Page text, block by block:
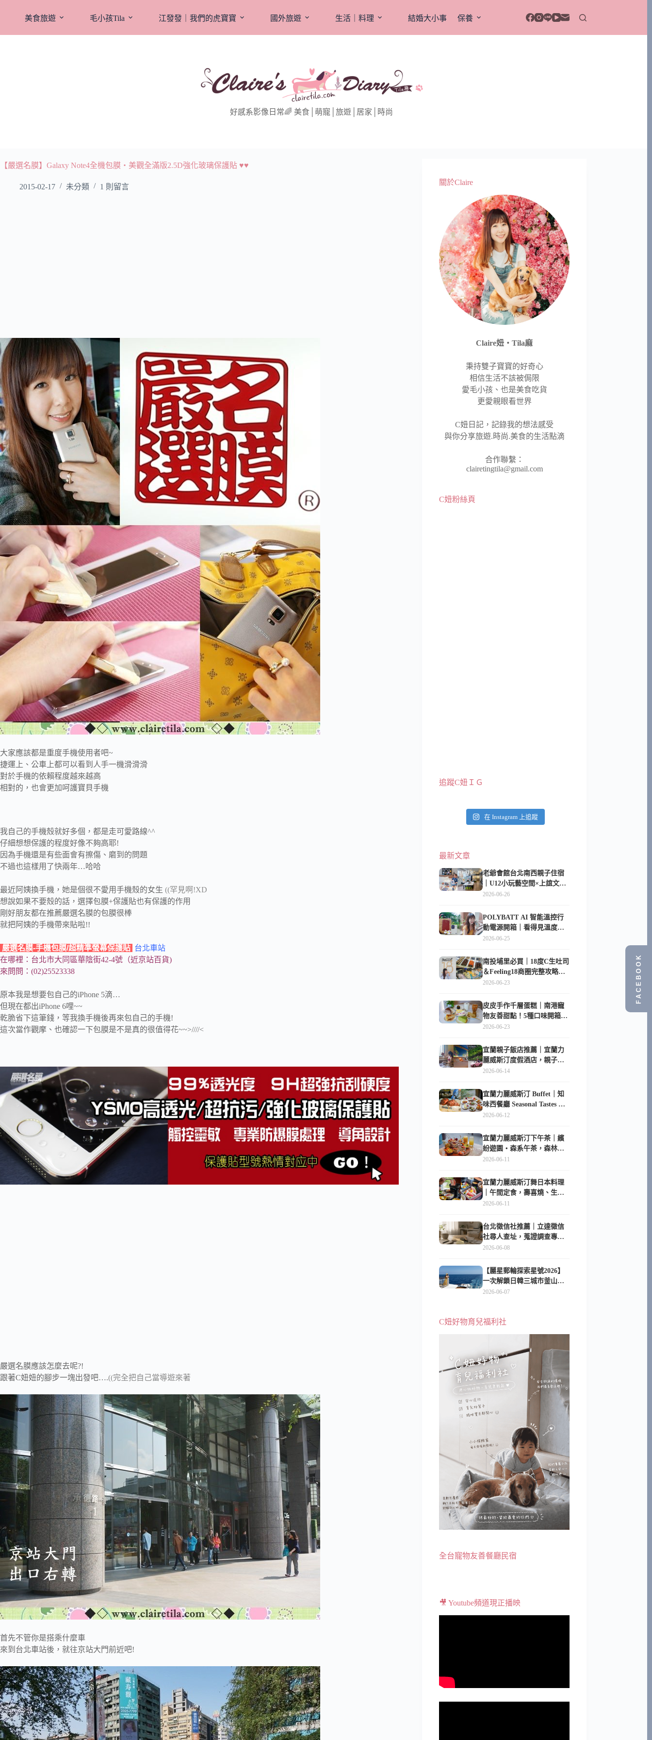
美食旅遊 毛小孩Tila 江發發｜我們的虎寶寶 國外旅遊 生活｜料理 結婚大小事 保養
好感系影像日常🌈 美食│萌寵│旅遊│居家│時尚
【嚴選名膜】Galaxy Note4全機包膜‧美觀全滿版2.5D強化玻璃保護貼 ♥♥
2015-02-17 未分類 1 則留言
大家應該都是重度手機使用者吧~
捷運上、公車上都可以看到人手一機滑滑滑
對於手機的依賴程度越來越高
相對的，也會更加呵護寶貝手機
我自己的手機殼就好多個，都是走可愛路線^^
仔細想想保護的程度好像不夠高耶!
因為手機還是有些面會有擦傷、磨到的問題
不過也這樣用了快兩年…哈哈
最近阿姨換手機，她是個很不愛用手機殼的女生 ((罕見啊!XD
想說如果不要殼的話，選擇包膜+保護貼也有保護的作用
剛好朋友都在推薦嚴選名膜的包膜很棒
就把阿姨的手機帶來貼啦!!
嚴選名膜-手機包膜/超精準螢幕保護貼 台北車站
在哪裡：台北市大同區華陰街42-4號（近京站百貨)
來問問：(02)25523338
原本我是想要包自己的iPhone 5滴…
但現在都出iPhone 6哩~~
乾脆省下這筆錢，等我換手機後再來包自己的手機!
這次當作觀摩、也確認一下包膜是不是真的很值得花~~>////<
嚴選名膜應該怎麼去呢?!
跟著C妞妞的腳步一塊出發吧….((完全把自己當導遊來著
首先不管你是搭乘什麼車
來到台北車站後，就往京站大門前近吧!
關於Claire
Claire妞‧Tila麻
秉持雙子寶寶的好奇心
相信生活不該被侷限
愛毛小孩、也是美食吃貨
更愛親眼看世界
C妞日記，記錄我的想法感受
與你分享旅遊.時尚.美食的生活點滴
合作聯繫：
clairetingtila@gmail.com
C妞粉絲頁
追蹤C妞ＩＧ
在 Instagram 上追蹤
最新文章
老爺會館台北南西親子住宿
｜U12小玩藝空間×上誼文
化，暑假帶孩子這樣玩
2026-06-26
POLYBATT AI 智能溫控行
動電源開箱｜看得見溫度與
電量，外出更安心的
2026-06-25
南投埔里必買｜18度C生吐司
＆Feeling18商圈完整攻略，
在地人帶路這樣逛
2026-06-23
皮皮手作千層蛋糕｜南港寵
物友善甜點！5種口味開箱，
比Lady M便宜一半的台北隱
2026-06-23
宜蘭親子飯店推薦｜宜蘭力
麗威斯汀度假酒店，親子
房、Buffet、泳池、兒童俱樂
2026-06-14
宜蘭力麗威斯汀 Buffet｜知
味西餐廳 Seasonal Tastes 晚
餐早餐吃什麼？
2026-06-12
宜蘭力麗威斯汀下午茶｜繽
紛遊園・森系午茶，森林系
甜點超好拍
2026-06-11
宜蘭力麗威斯汀舞日本料理
｜午間定食，壽喜燒、生魚
片與日式包廂空間
2026-06-11
台北徵信社推薦｜立達徵信
社尋人查址，蒐證調查專家
陪你找回失聯的家人
2026-06-08
【麗星郵輪探索星號2026】
一次解鎖日韓三城市釜山、
長崎、那霸｜餐點升級、表
2026-06-07
C妞好物育兒福利社
全台寵物友善餐廳民宿
🎥 Youtube頻道現正播映
FACEBOOK